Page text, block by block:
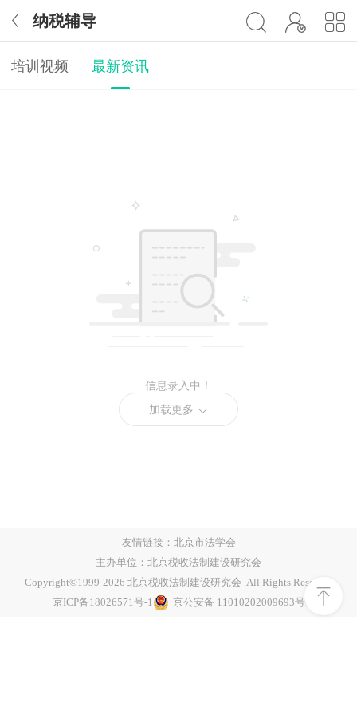
纳税辅导
培训视频 最新资讯
信息录入中！
加载更多
友情链接： 北京市法学会
主办单位：北京税收法制建设研究会
Copyright©1999-2026 北京税收法制建设研究会 .All Rights Reserved
京ICP备18026571号-1
京公安备 11010202009693号